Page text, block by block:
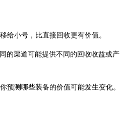
给小号，比直接回收更有价值。
的渠道可能提供不同的回收收益或产
预测哪些装备的价值可能发生变化。